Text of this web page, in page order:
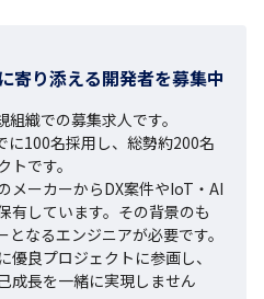
寄り添える開発者を募集中
織での募集求人です。
に100名採用し、総勢約200名
です。
メーカーからDX案件やIoT・AI
有しています。その背景のも
なるエンジニアが必要です。
良プロジェクトに参画し、
成長を一緒に実現しません